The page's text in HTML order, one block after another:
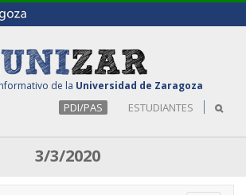
de la Universidad de Zaragoza
PDI/PAS ESTUDIANTES
3/3/2020